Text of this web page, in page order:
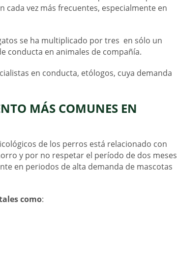
vez más frecuentes, especialmente en
se ha multiplicado por tres en sólo un
conducta en animales de compañía.
en conducta, etólogos, cuya demanda
MÁS COMUNES EN
de los perros está relacionado con
y por no respetar el período de dos meses
en periodos de alta demanda de mascotas
como: